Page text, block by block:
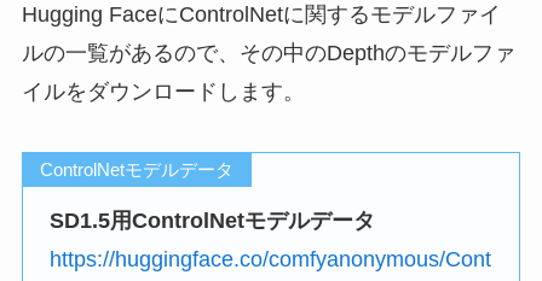
Hugging FaceにControlNetに関するモデルファイ
ルの一覧があるので、その中のDepthのモデルファ
イルをダウンロードします。
ControlNetモデルデータ
SD1.5用ControlNetモデルデータ
https://huggingface.co/comfyanonymous/Cont